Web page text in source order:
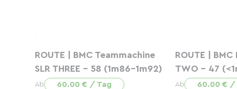
ROUTE | BMC Teammachine
SLR THREE - 58 (1m86-1m92)
Ab 60.00 € / Tag
ROUTE |
TWO - 47
Ab 60.00 € /